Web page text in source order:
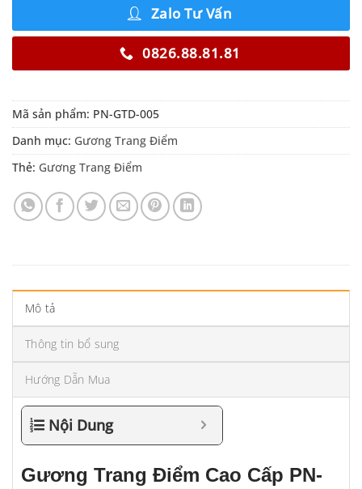
Zalo Tư Vấn
0826.88.81.81
Mã sản phẩm: PN-GTD-005
Danh mục: Gương Trang Điểm
Thẻ: Gương Trang Điểm
Mô tả
Thông tin bổ sung
Hướng Dẫn Mua
Nội Dung
Gương Trang Điểm Cao Cấp PN-